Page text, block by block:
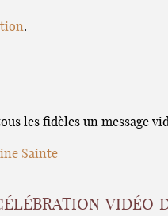
.
les fidèles un message
Sainte
vidéo